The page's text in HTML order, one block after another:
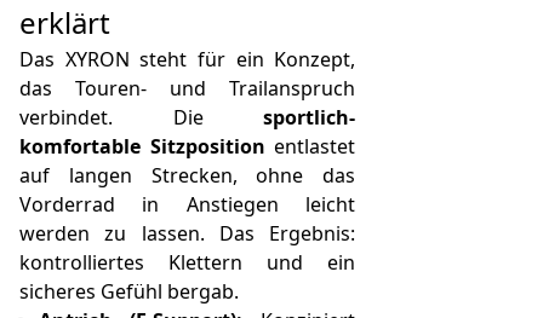
erklärt
Das XYRON steht für ein Konzept,
das Touren- und Trailanspruch
verbindet. Diesportlich-
komfortable Sitzposition entlastet
auf langen Strecken, ohne das
Vorderrad in Anstiegen leicht
werden zu lassen. Das Ergebnis:
kontrolliertes Klettern und ein
sicheres Gefühl bergab.